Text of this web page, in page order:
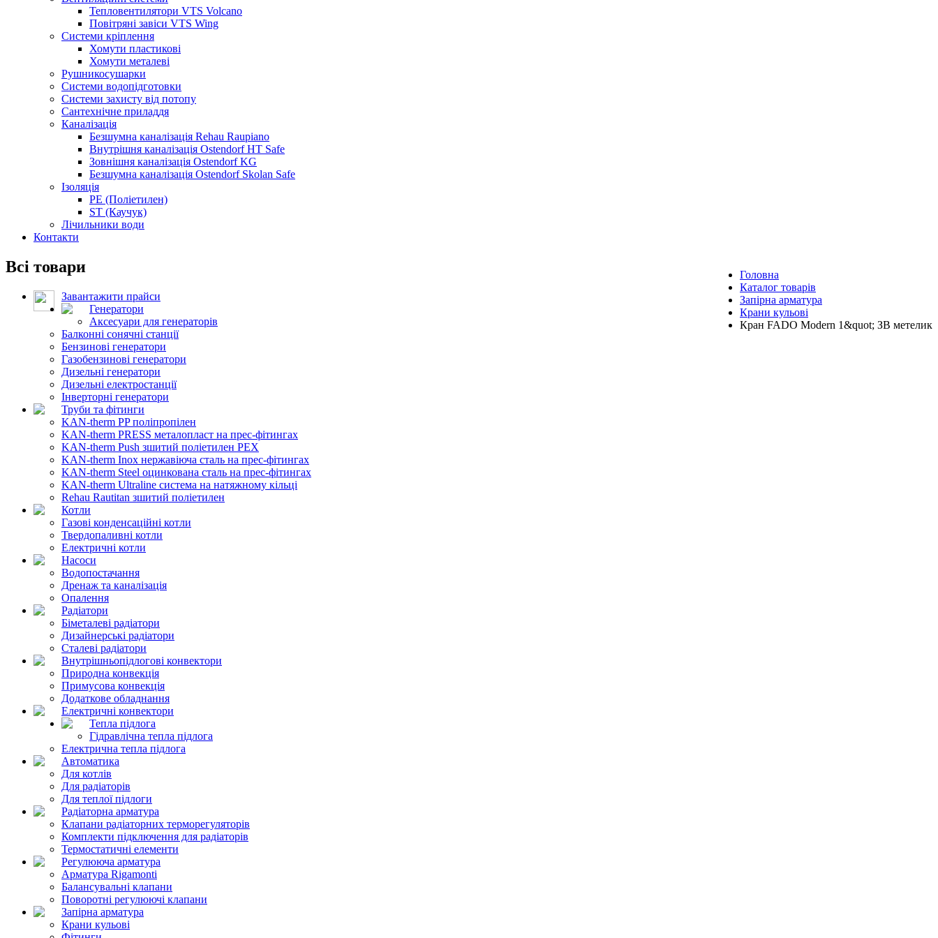
Тепловентилятори VTS Volcano
Повітряні завіси VTS Wing
Системи кріплення
Хомути пластикові
Хомути металеві
Рушникосушарки
Системи водопідготовки
Системи захисту від потопу
Сантехнічне приладдя
Каналізація
Безшумна каналізація Rehau Raupiano
Внутрішня каналізація Ostendorf HT Safe
Зовнішня каналізація Ostendorf KG
Безшумна каналізація Ostendorf Skolan Safe
Ізоляція
PE (Поліетилен)
ST (Каучук)
Лічильники води
Контакти
Головна
Каталог товарів
Запірна арматура
Крани кульові
Кран FADO Modern 1&quot; ЗВ метелик
Всі товари
Завантажити прайси
Генератори
Аксесуари для генераторів
Балконні сонячні станції
Бензинові генератори
Газобензинові генератори
Дизельні генератори
Дизельні електростанції
Інверторні генератори
Труби та фітинги
KAN-therm PP поліпропілен
KAN-therm PRESS металопласт на прес-фітингах
KAN-therm Push зшитий поліетилен PEX
KAN-therm Inox нержавіюча сталь на прес-фітингах
KAN-therm Steel оцинкована сталь на прес-фітингах
KAN-therm Ultraline система на натяжному кільці
Rehau Rautitan зшитий поліетилен
Котли
Газові конденсаційні котли
Твердопаливні котли
Електричні котли
Насоси
Водопостачання
Дренаж та каналізація
Опалення
Радіатори
Біметалеві радіатори
Дизайнерські радіатори
Сталеві радіатори
Внутрішньопідлогові конвектори
Природна конвекція
Примусова конвекція
Додаткове обладнання
Електричні конвектори
Тепла підлога
Гідравлічна тепла підлога
Електрична тепла підлога
Автоматика
Для котлів
Для радіаторів
Для теплої підлоги
Радіаторна арматура
Клапани радіаторних терморегуляторів
Комплекти підключення для радіаторів
Термостатичні елементи
Регулююча арматура
Арматура Rigamonti
Балансувальні клапани
Поворотні регулюючі клапани
Запірна арматура
Крани кульові